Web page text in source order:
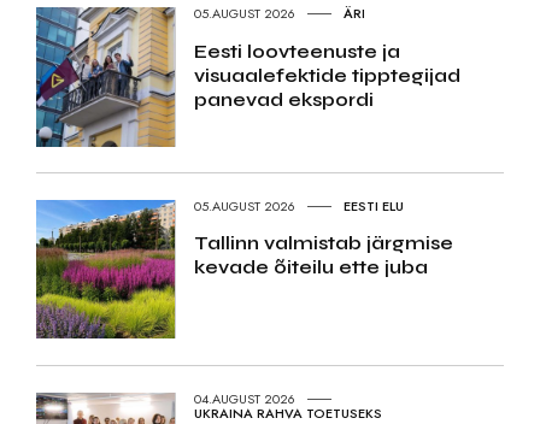
05.AUGUST 2026 ÄRI
Eesti loovteenuste ja
visuaalefektide tipptegijad
panevad ekspordi
05.AUGUST 2026 EESTI ELU
Tallinn valmistab järgmise
kevade õiteilu ette juba
04.AUGUST 2026
UKRAINA RAHVA TOETUSEKS